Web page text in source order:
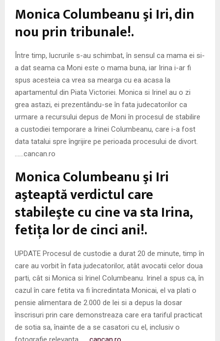
N
U
Monica Columbeanu şi Iri, din
nou prin tribunale!.
Între timp, lucrurile s-au schimbat, în sensul ca mama ei si-
a dat seama ca Moni este o mama buna, iar Irina i-ar fi
spus acesteia ca vrea sa mearga cu ea acasa la
apartamentul din Piata Victoriei. Monica si Irinel au o zi
grea astazi, ei prezentându-se în fata judecatorilor ca
urmare a recursului depus de Moni în procesul de stabilire
a custodiei temporare a Irinei Columbeanu, care i-a fost
data tatalui spre îngrijire pe perioada procesului de divort.
……cancan.ro
Monica Columbeanu şi Iri
aşteaptă verdictul care
stabileşte cu cine va sta Irina,
fetiţa lor de cinci ani!.
UPDATE Procesul de custodie a durat 20 de minute, timp în
care au vorbit în fata judecatorilor, atât avocatii celor doua
parti, cât si Monica si Irinel Columbeanu. Irinel a spus ca, în
cazul în care fetita va fi încredintata Monicai, el va plati o
pensie alimentara de 2.000 de lei si a depus la dosar
înscrisuri prin care demonstreaza care era tariful practicat
de sotia sa, înainte de a se casatori cu el, inclusiv o